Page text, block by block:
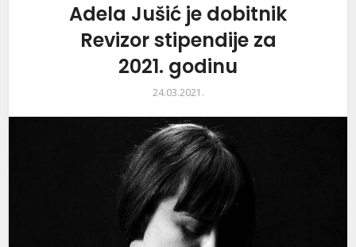
Adela Jušić je dobitnik
Revizor stipendije za
2021. godinu
24.03.2021.